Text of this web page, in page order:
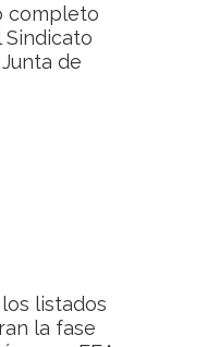
completo
de
listados
la fase